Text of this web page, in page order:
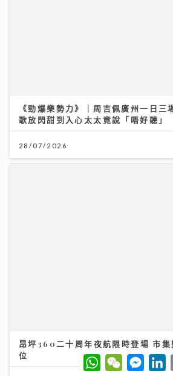
《勁爆樂勢力》｜周吉佩廣州一日
歌放閃甜到入心太太竟說「唔好聽」
28/07/2026
昂坪360二十周年夜航限時登場 市集
位
W
h
W
e
M
e
L